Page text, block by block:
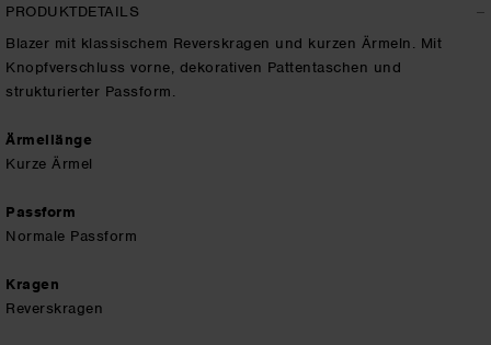
PRODUKTDETAILS
Blazer mit klassischem Reverskragen und kurzen Ärmeln. Mit
Knopfverschluss vorne, dekorativen Pattentaschen und
strukturierter Passform.
Ärmellänge
Kurze Ärmel
Passform
Normale Passform
Kragen
Reverskragen